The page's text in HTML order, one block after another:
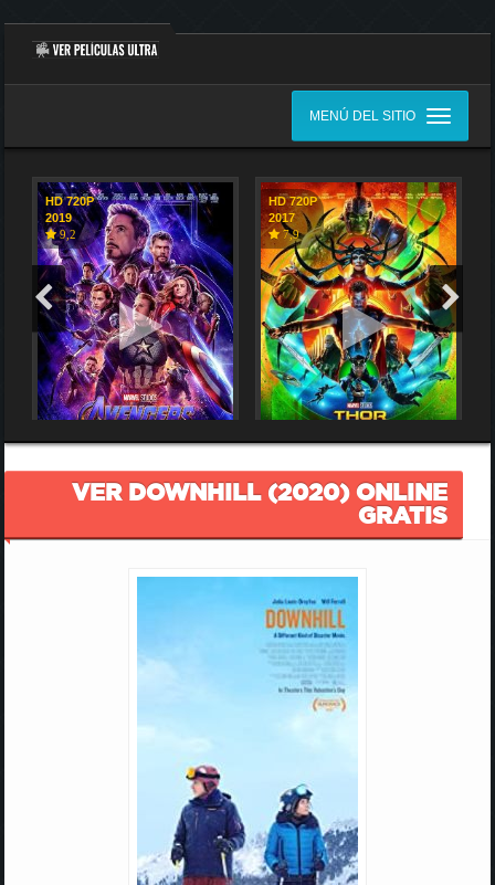
MENÚ DEL SITIO
HD 720P
2019
9,2
HD 720P
2017
7,9
VER DOWNHILL (2020) ONLINE
GRATIS